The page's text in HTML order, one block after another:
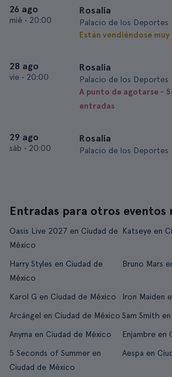
26 ago
mié • 20:00
Rosalía
Palacio de los Deportes
Están vendiéndose
28 ago
vie • 20:00
Rosalía
Palacio de los Deportes
A punto de agotarse -
entradas
29 ago
sáb • 20:00
Rosalía
Palacio de los Deportes
Entradas para otros eventos
Oasis Live 2027 en Ciudad de
México
Katseye en
Harry Styles en Ciudad de
México
Bruno Mars
Karol G en Ciudad de México
Iron Maiden
Arcángel en Ciudad de México Sam Smith
Anyma en Ciudad de México
Enjambre en
5 Seconds of Summer en
Ciudad de México
Aespa en